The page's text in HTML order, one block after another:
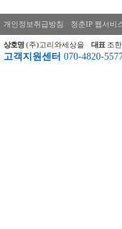
개인정보취급방침 청춘IP 웹서비
상호명 (주)고리와세상을 대표 조
고객지원센터 070-4820-